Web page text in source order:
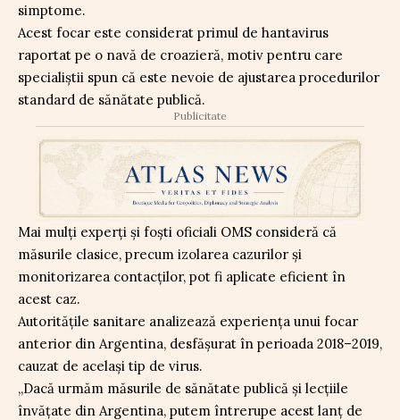
simptome.
Acest focar este considerat primul de hantavirus
raportat pe o navă de croazieră, motiv pentru care
specialiștii spun că este nevoie de ajustarea procedurilor
standard de sănătate publică.
Publicitate
Mai mulți experți și foști oficiali OMS consideră că
măsurile clasice, precum izolarea cazurilor și
monitorizarea contacților, pot fi aplicate eficient în
acest caz.
Autoritățile sanitare analizează experiența unui focar
anterior din Argentina, desfășurat în perioada 2018–2019,
cauzat de același tip de virus.
„Dacă urmăm măsurile de sănătate publică și lecțiile
învățate din Argentina, putem întrerupe acest lanț de